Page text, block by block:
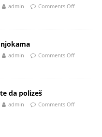
admin Comments Off
admin Comments Off
da polizeš
admin Comments Off